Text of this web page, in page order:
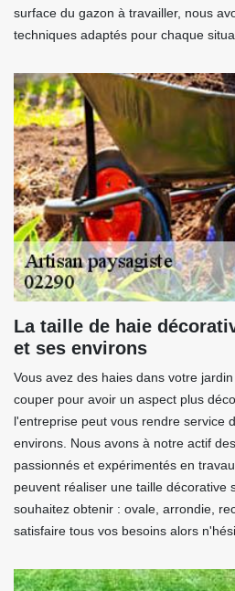
surface du gazon à travailler, nous
techniques adaptés pour chaque
La taille de haie
et ses environs
Vous avez des haies dans votre
couper pour avoir un aspect plus
l'entreprise peut vous rendre service
environs. Nous avons à notre actif
passionnés et expérimentés en
peuvent réaliser une taille décorative
souhaitez obtenir : ovale, arrondie,
satisfaire tous vos besoins alors